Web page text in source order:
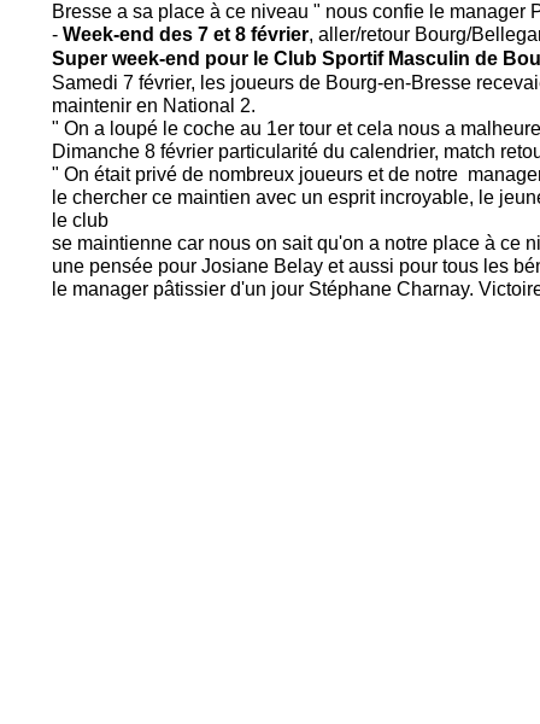
Bresse a sa place à ce niveau " nous confie le manager
- Week-end des 7 et 8 février, aller/retour Bourg/
Super week-end pour le Club Sportif Masculin de
Samedi 7 février, les joueurs de Bourg-en-Bresse
maintenir en National 2.
" On a loupé le coche au 1er tour et cela nous a
Dimanche 8 février particularité du calendrier, match
" On était privé de nombreux joueurs et de notre
le chercher ce maintien avec un esprit incroyable, le
le club
se maintienne car nous on sait qu'on a notre place à ce
une pensée pour Josiane Belay et aussi pour tous les
le manager pâtissier d'un jour Stéphane Charnay.